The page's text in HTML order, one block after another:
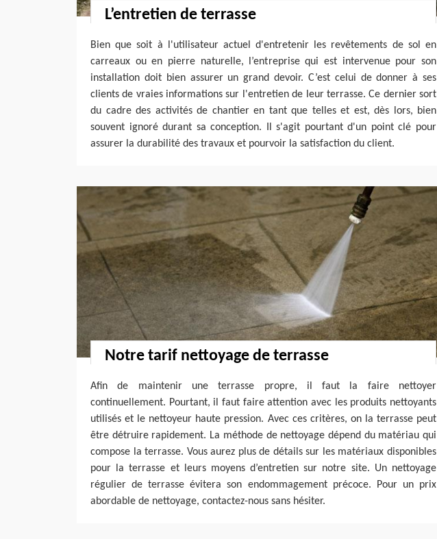
L’entretien de terrasse
Bien que soit à l'utilisateur actuel d'entretenir les revêtements de sol en
carreaux ou en pierre naturelle, l’entreprise qui est intervenue pour son
installation doit bien assurer un grand devoir. C’est celui de donner à ses
clients de vraies informations sur l'entretien de leur terrasse. Ce dernier sort
du cadre des activités de chantier en tant que telles et est, dès lors, bien
souvent ignoré durant sa conception. Il s'agit pourtant d'un point clé pour
assurer la durabilité des travaux et pourvoir la satisfaction du client.
Notre tarif nettoyage de terrasse
Afin de maintenir une terrasse propre, il faut la faire nettoyer
continuellement. Pourtant, il faut faire attention avec les produits nettoyants
utilisés et le nettoyeur haute pression. Avec ces critères, on la terrasse peut
être détruire rapidement. La méthode de nettoyage dépend du matériau qui
compose la terrasse. Vous aurez plus de détails sur les matériaux disponibles
pour la terrasse et leurs moyens d’entretien sur notre site. Un nettoyage
régulier de terrasse évitera son endommagement précoce. Pour un prix
abordable de nettoyage, contactez-nous sans hésiter.